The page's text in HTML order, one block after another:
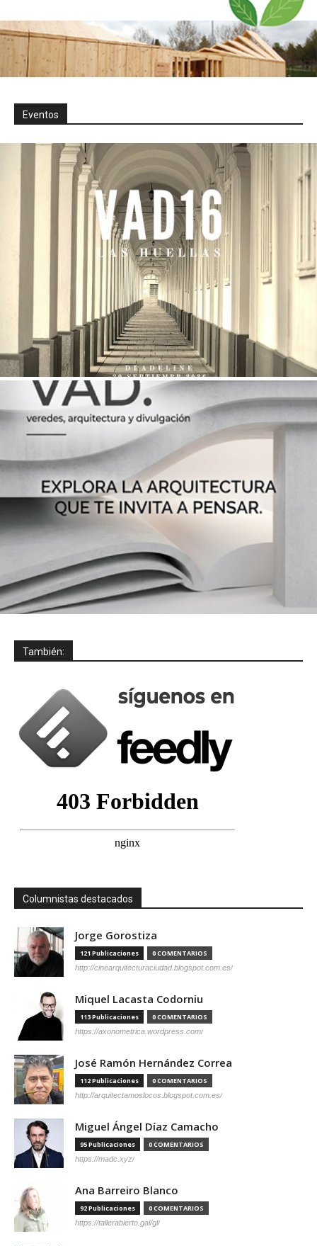
Eventos
También:
Columnistas destacados
Jorge Gorostiza
121 Publicaciones 0 COMENTARIOS
http://cinearquitecturaciudad.blogspot.com.es/
Miquel Lacasta Codorniu
113 Publicaciones 0 COMENTARIOS
https://axonometrica.wordpress.com/
José Ramón Hernández Correa
112 Publicaciones 0 COMENTARIOS
http://arquitectamoslocos.blogspot.com.es/
Miguel Ángel Díaz Camacho
95 Publicaciones 0 COMENTARIOS
https://madc.xyz/
Ana Barreiro Blanco
92 Publicaciones 0 COMENTARIOS
https://tallerabierto.gal/gl/